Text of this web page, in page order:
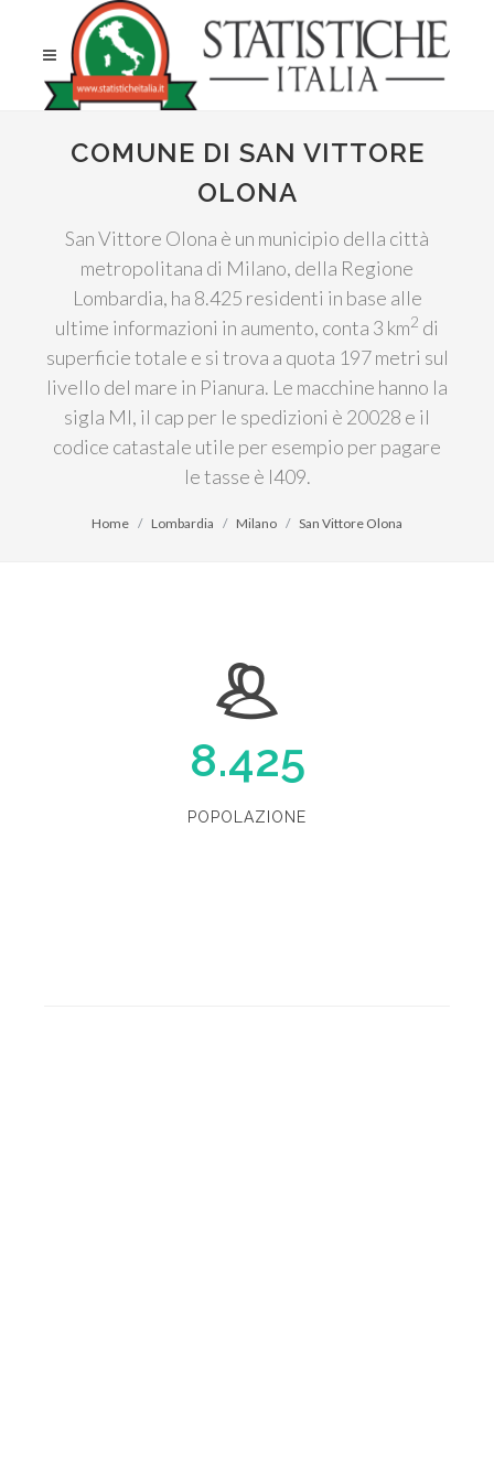
COMUNE DI SAN VITTORE
OLONA
San Vittore Olona è un municipio della città
metropolitana di Milano, della Regione
Lombardia, ha 8.425 residenti in base alle
ultime informazioni in aumento, conta 3 km2 di
superficie totale e si trova a quota 197 metri sul
livello del mare in Pianura. Le macchine hanno la
sigla MI, il cap per le spedizioni è 20028 e il
codice catastale utile per esempio per pagare
le tasse è I409.
Home Lombardia Milano San Vittore Olona
8.425
POPOLAZIONE